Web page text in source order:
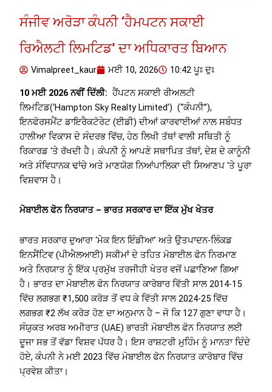
ਸੰਜੀਵ ਅਰੋੜਾ ਕੰਪਨੀ ‘ਹੈਮਪਟਨ ਸਕਾਈ
ਰਿਐਲਟੀ ਲਿਮਟਿਡ’ ਦਾ ਅਧਿਕਾਰਤ ਬਿਆਨ
Vimalpreet_kaur ਮਈ 10, 2026 10:42 ਪੂਃ ਦੁਃ
10 ਮਈ 2026 ਨਵੀਂ ਦਿੱਲੀ: ਹੈਂਪਟਨ ਸਕਾਈ ਰੀਅਲਟੀ
ਲਿਮਟਿਡ(‘Hampton Sky Realty Limited’) (“ਕੰਪਨੀ”),
ਇਨਫੋਰਸਮੈਂਟ ਡਾਇਰੈਕਟੋਰੇਟ (ਈਡੀ) ਦੀਆਂ ਕਾਰਵਾਈਆਂ ਨਾਲ ਸਬੰਧਤ
ਹਾਲੀਆ ਵਿਕਾਸ ਦੇ ਸੰਦਰਭ ਵਿੱਚ, ਹੇਠ ਲਿਖੀ ਤੱਥਾਂ ਵਾਲੀ ਸਥਿਤੀ ਨੂੰ
ਰਿਕਾਰਡ ‘ਤੇ ਰੱਖਦੀ ਹੈ। ਕੰਪਨੀ ਨੂੰ ਆਪਣੇ ਸਥਾਪਿਤ ਤੱਥਾਂ, ਦੇਸ਼ ਦੇ ਕਾਨੂੰਨੀ
ਅਤੇ ਸੰਵਿਧਾਨਕ ਢਾਂਚੇ ਅਤੇ ਮਾਣਯੋਗ ਨਿਆਂਪਾਲਿਕਾ ਦੀ ਸਿਆਣਪ ‘ਤੇ ਪੂਰਾ
ਵਿਸ਼ਵਾਸ ਹੈ।
ਮੋਬਾਈਲ ਫੋਨ ਨਿਰਯਾਤ – ਭਾਰਤ ਸਰਕਾਰ ਦਾ ਇੱਕ ਮੁੱਖ ਖੇਤਰ
ਭਾਰਤ ਸਰਕਾਰ ਦੁਆਰਾ ‘ਮੇਕ ਇਨ ਇੰਡੀਆ’ ਅਤੇ ਉਤਪਾਦਨ-ਲਿੰਕਡ
ਇਨਸੈਂਟਿਵ (ਪੀਐਲਆਈ) ਸਕੀਮਾਂ ਦੇ ਤਹਿਤ ਮੋਬਾਈਲ ਫੋਨ ਨਿਰਮਾਣ
ਅਤੇ ਨਿਰਯਾਤ ਨੂੰ ਇੱਕ ਪ੍ਰਮੁੱਖ ਤਰਜੀਹੀ ਖੇਤਰ ਵਜੋਂ ਪਛਾਣਿਆ ਗਿਆ
ਹੈ। ਭਾਰਤ ਦਾ ਮੋਬਾਈਲ ਫੋਨ ਨਿਰਯਾਤ ਕਾਰੋਬਾਰ ਵਿੱਤੀ ਸਾਲ 2014-15
ਵਿੱਚ ਲਗਭਗ ₹1,500 ਕਰੋੜ ਤੋਂ ਵਧ ਕੇ ਵਿੱਤੀ ਸਾਲ 2024-25 ਵਿੱਚ
ਲਗਭਗ ₹2 ਲੱਖ ਕਰੋੜ ਹੋਣ ਦਾ ਅਨੁਮਾਨ ਹੈ – ਜੋ ਕਿ 127 ਗੁਣਾ ਵਾਧਾ ਹੈ।
ਸੰਯੁਕਤ ਅਰਬ ਅਮੀਰਾਤ (UAE) ਭਾਰਤੀ ਮੋਬਾਈਲ ਫੋਨ ਨਿਰਯਾਤ ਲਈ
ਦੂਜਾ ਸਭ ਤੋਂ ਵੱਡਾ ਵਿਸ਼ਵ ਪੱਧਰ ਹੈ। ਇਸ ਰਾਸ਼ਟਰੀ ਮੁਹਿੰਮ ਨੂੰ ਮਾਨਤਾ ਦਿੰਦੇ
ਹੋਏ, ਕੰਪਨੀ ਨੇ ਮਈ 2023 ਵਿੱਚ ਮੋਬਾਈਲ ਫੋਨ ਨਿਰਯਾਤ ਕਾਰੋਬਾਰ ਵਿੱਚ
ਪ੍ਰਵੇਸ਼ ਕੀਤਾ।